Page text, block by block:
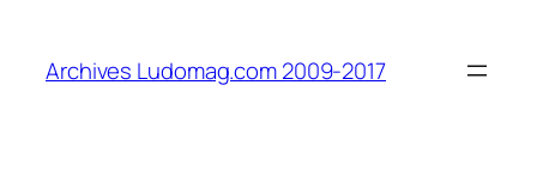
contenu
Archives Ludomag.com 2009-2017